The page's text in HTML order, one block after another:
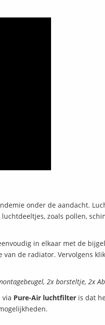
onder de aandacht.
zoals pollen,
in elkaar met de
de radiator. Vervolgens
2x borsteltje, 2x
Pure-Air luchtfilter is dat